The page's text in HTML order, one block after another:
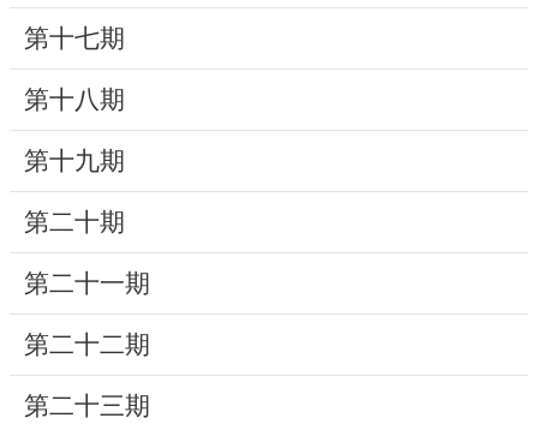
典
藏
性
別
平
等
政
府
資
訊
公
第十七期
第十八期
第十九期
第二十期
第二十一期
第二十二期
第二十三期